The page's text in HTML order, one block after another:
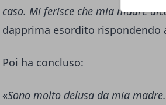
caso. Mi ferisce che mia madre
dapprima esordito rispondendo
Poi ha concluso:
«Sono molto delusa da mia